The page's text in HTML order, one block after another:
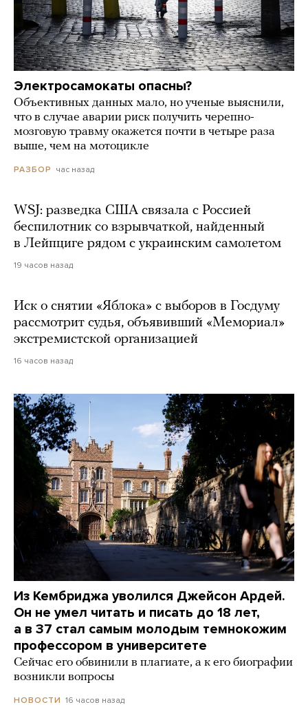
Электросамокаты опасны?
Объективных данных мало, но ученые выяснили,
что в случае аварии риск получить черепно-
мозговую травму окажется почти в четыре раза
выше, чем на мотоцикле
РАЗБОР час назад
WSJ: разведка США связала с Россией
беспилотник со взрывчаткой, найденный
в Лейпциге рядом с украинским самолетом
19 часов назад
Иск о снятии «Яблока» с выборов в Госдуму
рассмотрит судья, объявивший «Мемориал»
экстремистской организацией
16 часов назад
Из Кембриджа уволился Джейсон Ардей.
Он не умел читать и писать до 18 лет,
а в 37 стал самым молодым темнокожим
профессором в университете
Сейчас его обвинили в плагиате, а к его биографии
возникли вопросы
НОВОСТИ 16 часов назад